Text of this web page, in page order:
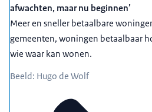
afwachten, maar nu beginnen’
Meer en sneller betaalbare
gemeenten, woningen betaalbaar
wie waar kan wonen.
Beeld: Hugo de Wolf